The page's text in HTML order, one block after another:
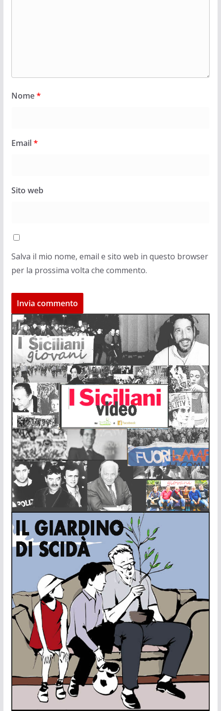
Nome*
Email*
Sito web
Salva il mio nome, email e sito web in questo browser
per la prossima volta che commento.